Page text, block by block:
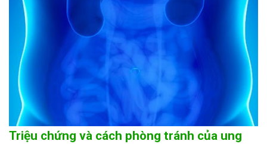
Triệu chứng và cách phòng tránh của ung